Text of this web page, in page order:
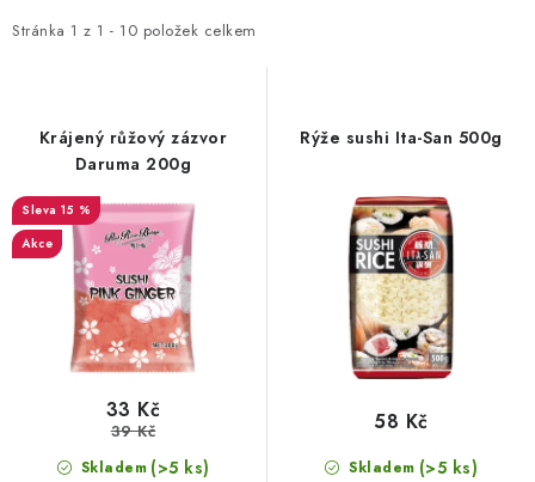
i
d
u
k
Stránka 1 z 1 - 10 položek celkem
e
o
d
u
Krájený růžový zázvor
Daruma 200g
15 %
Akce
Skladem (>5 ks)
33 Kč
39 Kč
Rýže sushi Ita-San 500g
Skladem (>5 ks)
58 Kč